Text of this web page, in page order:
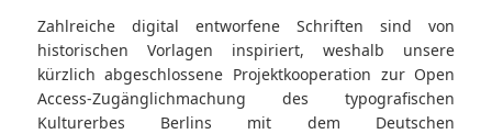
Zahlreiche digital entworfene Schriften sind von
historischen Vorlagen inspiriert, weshalb unsere
kürzlich abgeschlossene Projektkooperation zur Open
Access-Zugänglichmachung des typografischen
Kulturerbes Berlins mit dem Deutschen